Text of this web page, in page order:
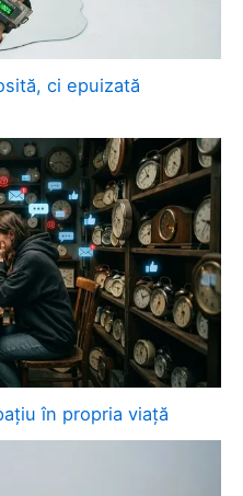
ci epuizată
în propria viață